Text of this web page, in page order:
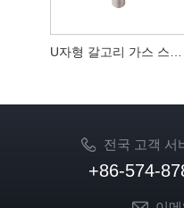
U자형 갈고리 가스 스프링 액세서리
전국 고객 서
+86-574-